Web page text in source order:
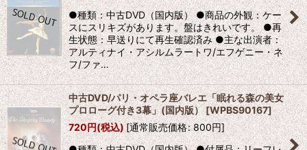
●種類：中古DVD（国内版） ●商品の外観：ケー
スにスリキズがあります。盤はきれいです。 ●再
生状態：早送りにて再生確認済み ●主な出演者：
アルティナイ・アシルムラートワ/エフゲニー・ネ
フ/ファ…
中古DVD/パリ・オペラ座バレエ「眠れる森の美女
プロローグ付き3幕」(国内版） [WPBS90167]
720円(税込)[通常販売価格: 800円]